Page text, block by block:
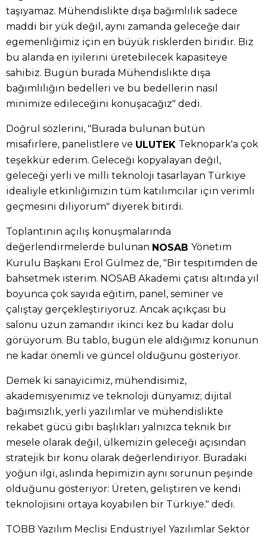
taşıyamaz. Mühendislikte dışa bağımlılık sadece
maddi bir yük değil, aynı zamanda geleceğe dair
egemenliğimiz için en büyük risklerden biridir. Biz
bu alanda en iyilerini üretebilecek kapasiteye
sahibiz. Bugün burada Mühendislikte dışa
bağımlılığın bedelleri ve bu bedellerin nasıl
minimize edileceğini konuşacağız" dedi.
Doğrul sözlerini, "Burada bulunan bütün
misafirlere, panelistlere ve ULUTEK Teknopark'a çok
teşekkür ederim. Geleceği kopyalayan değil,
geleceği yerli ve milli teknoloji tasarlayan Türkiye
idealiyle etkinliğimizin tüm katılımcılar için verimli
geçmesini diliyorum" diyerek bitirdi.
Toplantının açılış konuşmalarında
değerlendirmelerde bulunan NOSAB Yönetim
Kurulu Başkanı Erol Gülmez de, "Bir tespitimden de
bahsetmek isterim. NOSAB Akademi çatısı altında yıl
boyunca çok sayıda eğitim, panel, seminer ve
çalıştay gerçekleştiriyoruz. Ancak açıkçası bu
salonu uzun zamandır ikinci kez bu kadar dolu
görüyorum. Bu tablo, bugün ele aldığımız konunun
ne kadar önemli ve güncel olduğunu gösteriyor.
Demek ki sanayicimiz, mühendisimiz,
akademisyenimiz ve teknoloji dünyamız; dijital
bağımsızlık, yerli yazılımlar ve mühendislikte
rekabet gücü gibi başlıkları yalnızca teknik bir
mesele olarak değil, ülkemizin geleceği açısından
stratejik bir konu olarak değerlendiriyor. Buradaki
yoğun ilgi, aslında hepimizin aynı sorunun peşinde
olduğunu gösteriyor: Üreten, geliştiren ve kendi
teknolojisini ortaya koyabilen bir Türkiye." dedi.
TOBB Yazılım Meclisi Endüstriyel Yazılımlar Sektör